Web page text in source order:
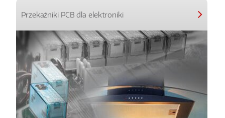
Przekaźniki PCB dla elektroniki